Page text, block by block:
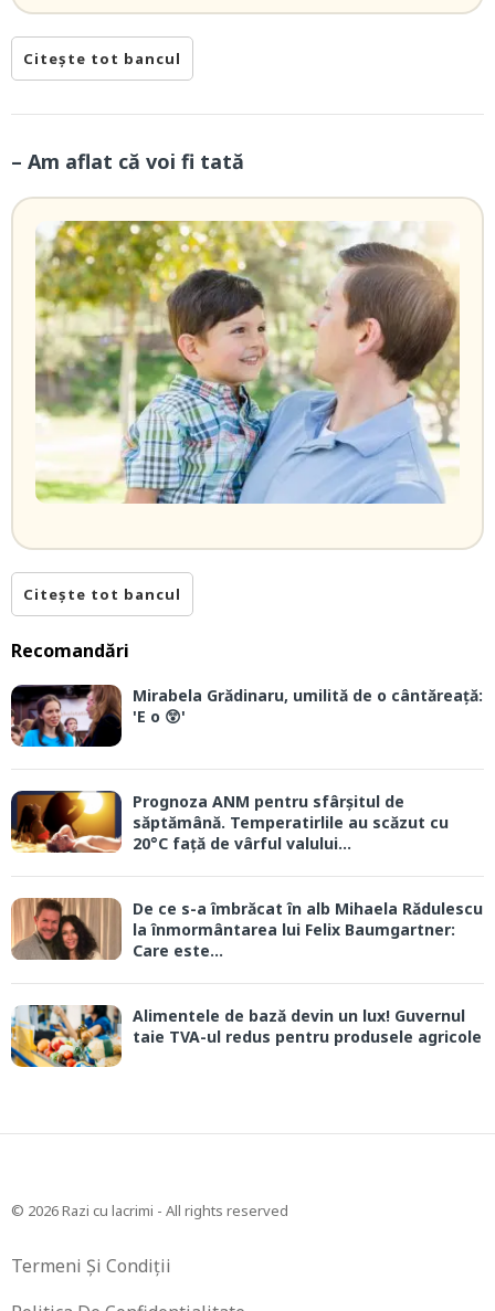
Citește tot bancul
– Am aflat că voi fi tată
Citește tot bancul
Recomandări
Mirabela Grădinaru, umilită de o cântăreață:
'E o 😲'
Prognoza ANM pentru sfârșitul de
săptămână. Temperatirlile au scăzut cu
20°C față de vârful valului...
De ce s-a îmbrăcat în alb Mihaela Rădulescu
la înmormântarea lui Felix Baumgartner:
Care este...
Alimentele de bază devin un lux! Guvernul
taie TVA-ul redus pentru produsele agricole
© 2026 Razi cu lacrimi - All rights reserved
Termeni Și Condiții